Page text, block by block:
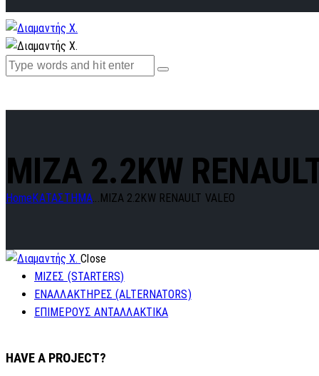
MIZA 2.2KW
Home ΚΑΤΑΣΤΗΜΑ... MIZA 2.2KW RENAULT VALEO
Close
ΜΙΖΕΣ (STARTERS)
ΕΝΑΛΛΑΚΤΗΡΕΣ (ALTERNATORS)
ΕΠΙΜΕΡΟΥΣ ΑΝΤΑΛΛΑΚΤΙΚΑ
HAVE A PROJECT?